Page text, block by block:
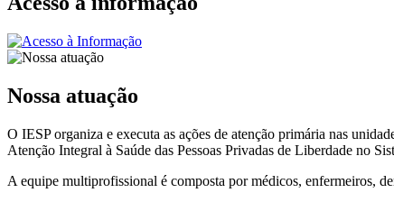
Nossa atuação
O IESP organiza e executa as ações de atenção primária nas
Atenção Integral à Saúde das Pessoas Privadas de Liberdade no
A equipe multiprofissional é composta por médicos, enfermeiros,